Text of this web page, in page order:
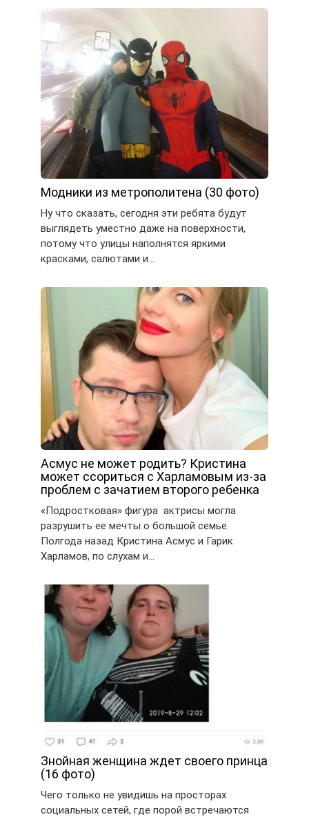
Модники из метрополитена (30 фото)
Ну что сказать, сегодня эти ребята будут
выглядеть уместно даже на поверхности,
потому что улицы наполнятся яркими
красками, салютами и…
Асмус не может родить? Кристина
может ссориться с Харламовым из-за
проблем с зачатием второго ребенка
«Подростковая» фигура актрисы могла
разрушить ее мечты о большой семье.
Полгода назад Кристина Асмус и Гарик
Харламов, по слухам и…
Знойная женщина ждет своего принца
(16 фото)
Чего только не увидишь на просторах
социальных сетей, где порой встречаются